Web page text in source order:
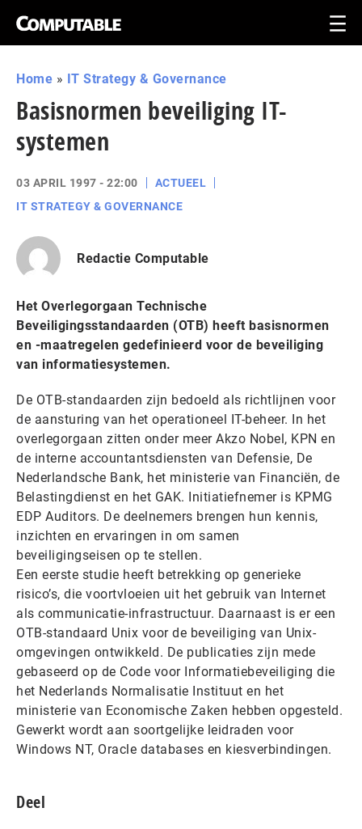
Home » IT Strategy & Governance
Basisnormen beveiliging IT-
systemen
03 APRIL 1997 - 22:00
ACTUEEL
IT STRATEGY & GOVERNANCE
Redactie Computable
Het Overlegorgaan Technische
Beveiligingsstandaarden (OTB) heeft basisnormen
en -maatregelen gedefinieerd voor de beveiliging
van informatiesystemen.
De OTB-standaarden zijn bedoeld als richtlijnen voor
de aansturing van het operationeel IT-beheer. In het
overlegorgaan zitten onder meer Akzo Nobel, KPN en
de interne accountantsdiensten van Defensie, De
Nederlandsche Bank, het ministerie van Financiën, de
Belastingdienst en het GAK. Initiatiefnemer is KPMG
EDP Auditors. De deelnemers brengen hun kennis,
inzichten en ervaringen in om samen
beveiligingseisen op te stellen.
Een eerste studie heeft betrekking op generieke
risico’s, die voortvloeien uit het gebruik van Internet
als communicatie-infrastructuur. Daarnaast is er een
OTB-standaard Unix voor de beveiliging van Unix-
omgevingen ontwikkeld. De publicaties zijn mede
gebaseerd op de Code voor Informatiebeveiliging die
het Nederlands Normalisatie Instituut en het
ministerie van Economische Zaken hebben opgesteld.
Gewerkt wordt aan soortgelijke leidraden voor
Windows NT, Oracle databases en kiesverbindingen.
Deel